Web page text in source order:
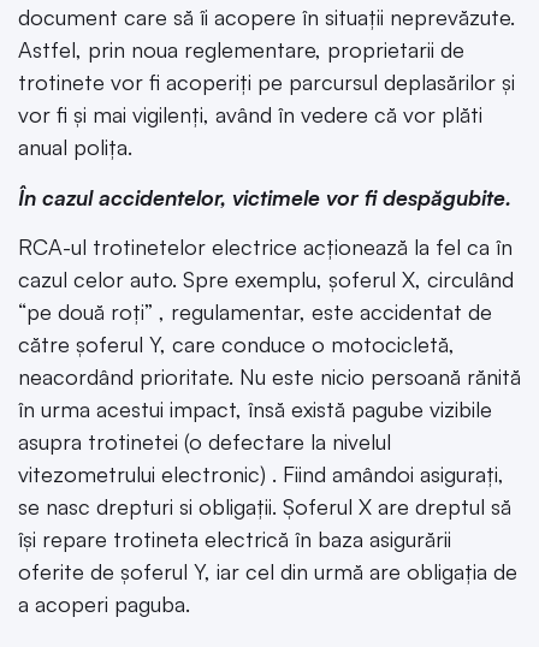
document care să îi acopere în situații neprevăzute.
Astfel, prin noua reglementare, proprietarii de
trotinete vor fi acoperiți pe parcursul deplasărilor și
vor fi și mai vigilenți, având în vedere că vor plăti
anual polița.
În cazul accidentelor, victimele vor fi despăgubite.
RCA-ul trotinetelor electrice acționează la fel ca în
cazul celor auto. Spre exemplu, șoferul X, circulând
“pe două roți” , regulamentar, este accidentat de
către șoferul Y, care conduce o motocicletă,
neacordând prioritate. Nu este nicio persoană rănită
în urma acestui impact, însă există pagube vizibile
asupra trotinetei (o defectare la nivelul
vitezometrului electronic) . Fiind amândoi asigurați,
se nasc drepturi si obligații. Șoferul X are dreptul să
își repare trotineta electrică în baza asigurării
oferite de șoferul Y, iar cel din urmă are obligația de
a acoperi paguba.